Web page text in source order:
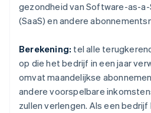
gezondheid van Software-as-
(SaaS) en andere
Berekening: tel alle
op die het bedrijf in een jaar
omvat maandelijkse
andere voorspelbare
zullen verlengen. Als een